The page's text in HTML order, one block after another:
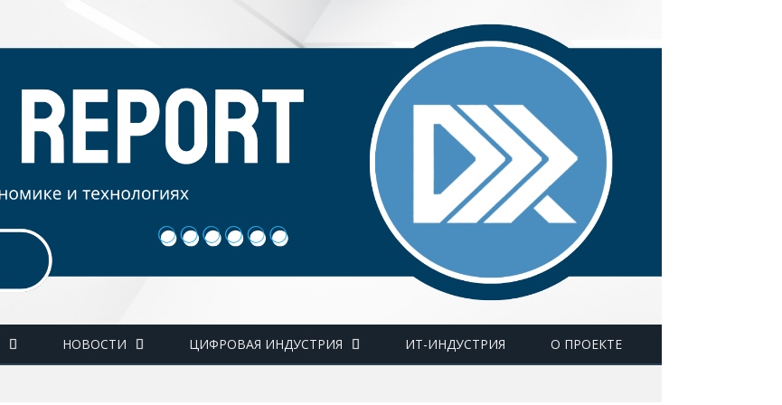
НОВОСТИ ЦИФРОВАЯ ИНДУСТРИЯ ИТ-ИНДУСТРИЯ О ПРОЕКТЕ